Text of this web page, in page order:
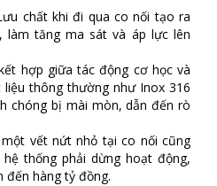
chất khi đi qua co nối tạo ra
làm tăng ma sát và áp lực lên
hợp giữa tác động cơ học và
liệu thông thường như Inox 316
chóng bị mài mòn, dẫn đến rò
một vết nứt nhỏ tại co nối cũng
thống phải dừng hoạt động,
đến hàng tỷ đồng.